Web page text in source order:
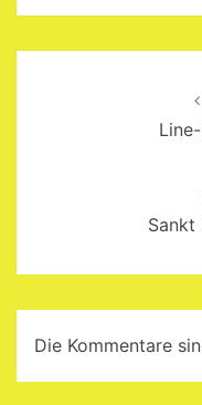
Sankt
Die Kommentare